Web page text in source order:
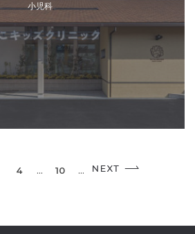
小児科
4 ... 10 ...